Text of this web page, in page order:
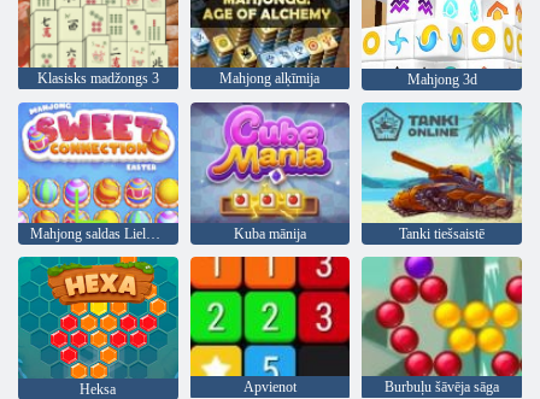
Klasisks madžongs 3 Mahjong alķīmija Mahjong 3d
Mahjong saldas Lieldienas Kuba mānija Tanki tiešsaistē
Heksa Apvienot Burbuļu šāvēja sāga